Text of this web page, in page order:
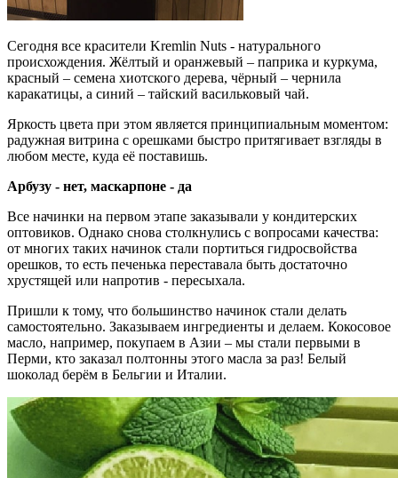
Сегодня все красители Kremlin Nuts - натурального
происхождения. Жёлтый и оранжевый – паприка и куркума,
красный – семена хиотского дерева, чёрный – чернила
каракатицы, а синий – тайский васильковый чай.
Яркость цвета при этом является принципиальным моментом:
радужная витрина с орешками быстро притягивает взгляды в
любом месте, куда её поставишь.
Арбузу - нет, маскарпоне - да
Все начинки на первом этапе заказывали у кондитерских
оптовиков. Однако снова столкнулись с вопросами качества:
от многих таких начинок стали портиться гидросвойства
орешков, то есть печенька переставала быть достаточно
хрустящей или напротив - пересыхала.
Пришли к тому, что большинство начинок стали делать
самостоятельно. Заказываем ингредиенты и делаем. Кокосовое
масло, например, покупаем в Азии – мы стали первыми в
Перми, кто заказал полтонны этого масла за раз! Белый
шоколад берём в Бельгии и Италии.